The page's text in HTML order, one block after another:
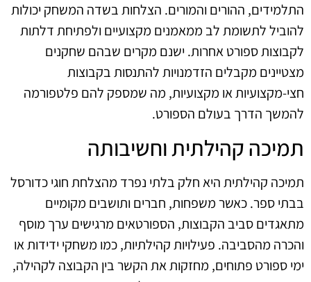
התלמידים, ההורים והמורים. הצלחות בשדה המשחק יכולות
להוביל לתשומת לב ממאמנים מקצועיים ולפתיחת דלתות
לקבוצות ספורט אחרות. ישנם מקרים שבהם שחקנים
מצטיינים מקבלים הזדמנויות להתנסות בקבוצות
חצי-מקצועיות או מקצועיות, מה שמספק להם פלטפורמה
להמשך הדרך בעולם הספורט.
תמיכה קהילתית וחשיבותה
תמיכה קהילתית היא חלק בלתי נפרד מהצלחת חוגי כדורסל
בבתי ספר. כאשר משפחות, חברים ותושבים מקומיים
מתאגדים סביב הקבוצות, הספורטאים מרגישים ערך מוסף
והכרה מהסביבה. פעילויות קהילתיות, כמו משחקי ידידות או
ימי ספורט פתוחים, מחזקות את הקשר בין הקבוצה לקהילה,